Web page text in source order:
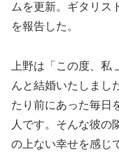
ムを更新。ギタリス
を報告した。
上野は「この度、私
んと結婚いたしまし
たり前にあった毎日
人です。そんな彼の
の上ない幸せを感じ